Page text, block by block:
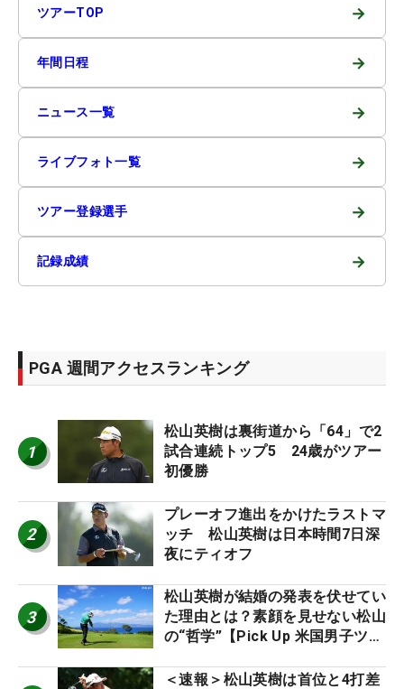
ツアーTOP →
年間日程 →
ニュース一覧 →
ライブフォト一覧 →
ツアー登録選手 →
記録成績 →
PGA 週間アクセスランキング
1
松山英樹は裏街道から「64」で2
試合連続トップ5 24歳がツアー
初優勝
2
プレーオフ進出をかけたラストマ
ッチ 松山英樹は日本時間7日深
夜にティオフ
3
松山英樹が結婚の発表を伏せてい
た理由とは？素顔を見せない松山
の“哲学”【Pick Up 米国男子ツア
＜速報＞松山英樹は首位と4打差